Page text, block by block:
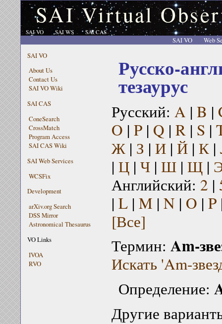
SAI Virtual
SAI VO SAI WS SAI CAS
SAI VO
Web
SAI VO
About Us
Contact Us
SAI VO Wiki
SAI CAS
ConeSearch
CrossMatch
Program Access
SAI CAS Wiki
SAI Web Services
WCSFix
Development
arXiv.org Search
DSS Mirror
Astronomical Thesaurus
VO Links
IVOA
RVO
Русско-
тезаурус
Русский: A | B |
O | P| Q | R| S |
Ж| З | И| Й| К|
| Ц| Ч| Ш| Щ|
Английский: 2 |
| L| M | N | O | P
[Все]
Термин: Am-
Искать 'Am-
Определение:
Другие